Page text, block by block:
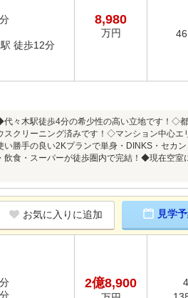
徒歩12分
8,980
万円
々木駅徒歩4分の希少性の高い立地です！◇
クリーニング済みです！◇マンション中心
勝手の良い2Kプランで単身・DINKS・セカ
食・スーパーが徒歩圏内で完結！◆現在空
お気に入りに追加 見学
2億8,900